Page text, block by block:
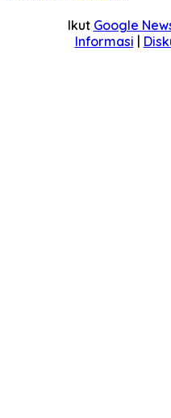
Ikut Google
Informasi |